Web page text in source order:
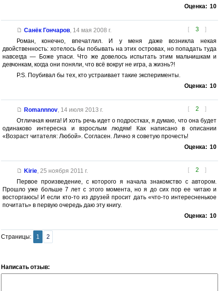
Оценка: 10
[ 3 ]
Санёк Гончаров, 14 мая 2008 г.
Роман, конечно, впечатлил. И у меня даже возникла некая
двойственность: хотелось бы побывать на этих островах, но попадать туда
навсегда — Боже упаси. Что же довелось испытать этим мальчишкам и
девчонкам, когда они поняли, что всё вокруг не игра, а жизнь?!
P.S. Поубивал бы тех, кто устраивает такие эксперименты.
Оценка: 10
[ 2 ]
Romannnov, 14 июля 2013 г.
Отличная книга! И хоть речь идет о подростках, я думаю, что она будет
одинаково интересна и взрослым людям! Как написано в описании
«Возраст читателя: Любой». Согласен. Лично я советую прочесть!
Оценка: 10
[ 2 ]
Kirie, 25 ноября 2011 г.
Первое произведение, с которого я начала знакомство с автором.
Прошло уже больше 7 лет с этого момента, но я до сих пор ее читаю и
восторгаюсь! И если кто-то из друзей просит дать «что-то интересненькое
почитать» в первую очередь даю эту книгу.
Оценка: 10
Страницы: 1 2
Написать отзыв: